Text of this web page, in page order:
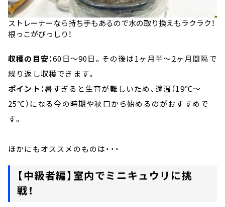
ストレーナーなら持ち手もあるので水の取り換えもラクラク！
根っこがびっしり！
収穫の目安：60日～90日。その後は1ヶ月半～2ヶ月間隔で
繰り返し収穫できます。
ポイント：暑すぎると生育が難しいため、適温（19℃～
25℃）になる今の時期や秋口から始めるのがおすすめで
す。
ほかにもオススメのものは・・・
【中級者編】室内でミニキュウリに挑
戦！